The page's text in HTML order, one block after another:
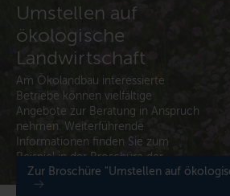
Umstellen auf
ökologische
Landwirtschaft
Am Ökolandbau interessierte
Betriebe können vielfältige
Angebote zur Beratung in Anspruch
nehmen. Weiterführende
Informationen finden Sie zum
Beispiel in der Broschüre der
Landwirtschaftskammer oder beim
Netzwerk Ökolandbau.
Zur Broschüre "Umstellen auf